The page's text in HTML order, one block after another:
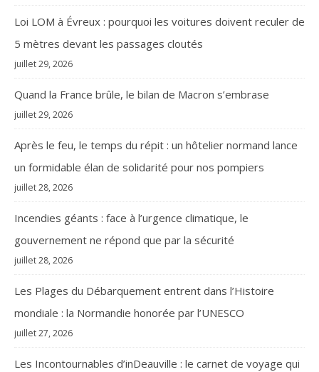
Loi LOM à Évreux : pourquoi les voitures doivent reculer de
5 mètres devant les passages cloutés
juillet 29, 2026
Quand la France brûle, le bilan de Macron s’embrase
juillet 29, 2026
Après le feu, le temps du répit : un hôtelier normand lance
un formidable élan de solidarité pour nos pompiers
juillet 28, 2026
Incendies géants : face à l’urgence climatique, le
gouvernement ne répond que par la sécurité
juillet 28, 2026
Les Plages du Débarquement entrent dans l’Histoire
mondiale : la Normandie honorée par l’UNESCO
juillet 27, 2026
Les Incontournables d’inDeauville : le carnet de voyage qui